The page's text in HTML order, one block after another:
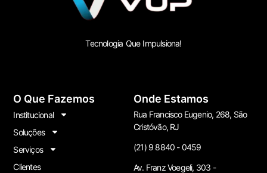
Tecnologia Que Impulsiona!
O Que Fazemos
Institucional
Soluções
Serviços
Clientes
Onde Estamos
Rua Francisco Eugenio, 268, São
Cristóvão, RJ
(21) 9 8840 - 0459
Av. Franz Voegeli, 303 -